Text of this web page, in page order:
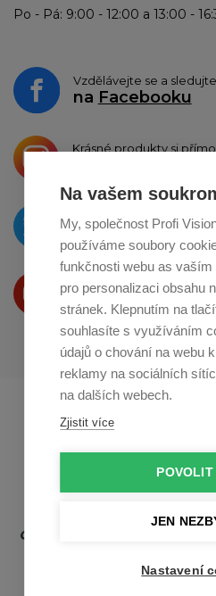
Na vašem
My, společnost Profi
používáme soubory
funkčnosti webu as
pro personalizaci obsahu
stránek. Klepnutím na
souhlasíte s využíváním
údajů o chování na webu
reklamy na sociálních
na dalších webech.
Zjistit více
POVOLIT
JEN
Nastavení
Po - Pá: 9:00 - 12:00 a 13:00 -
Vzdělávejte se a
na Facebooku
Krásné produkty si
O novinkách píšeme
naTwitteru
Produkty Vám
na Youtube
Profikuchar.sk